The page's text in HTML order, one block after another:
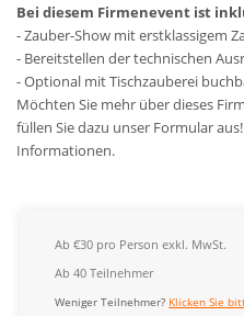
Bei diesem Firmenevent ist
- Zauber-Show mit erstklassigem
- Bereitstellen der technischen
- Optional mit Tischzauberei
Möchten Sie mehr über dieses
füllen Sie dazu unser Formular
Informationen.
Ab €30 pro Person exkl. MwSt.
Ab 40 Teilnehmer
Weniger Teilnehmer? Klicken Sie